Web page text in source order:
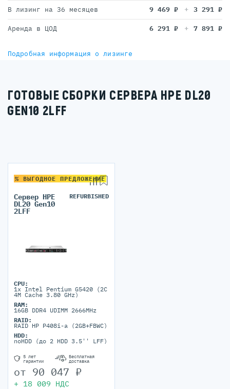
В лизинг на 36 месяцев 9 469 ₽ 3 291 ₽
Аренда в ЦОД 6 291 ₽ 7 891 ₽
Подробная информация о лизинге
ГОТОВЫЕ СБОРКИ СЕРВЕРА HPE DL20
GEN10 2LFF
% ВЫГОДНОЕ ПРЕДЛОЖЕНИЕ
Сервер HPE
DL20 Gen10
2LFF
REFURBISHED
CPU:
1x Intel Pentium G5420 (2C
4M Cache 3.80 GHz)
RAM:
16GB DDR4 UDIMM 2666MHz
RAID:
RAID HP P408i-a (2GB+FBWC)
HDD:
noHDD (до 2 HDD 3.5'' LFF)
5 лет
гарантии
Бесплатная
доставка
от 90 047 ₽
+ 18 009 НДС